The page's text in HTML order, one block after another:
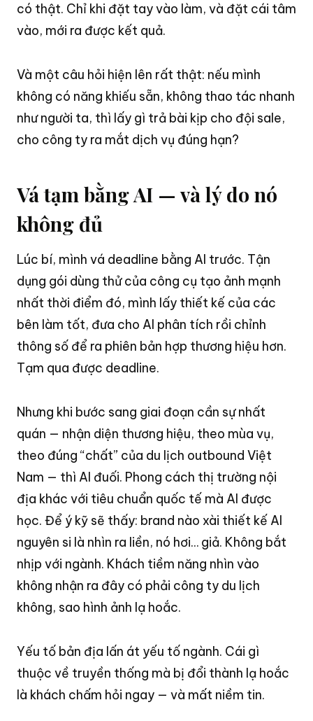
có thật. Chỉ khi đặt tay vào làm, và đặt cái tâm
vào, mới ra được kết quả.
Và một câu hỏi hiện lên rất thật: nếu mình
không có năng khiếu sẵn, không thao tác nhanh
như người ta, thì lấy gì trả bài kịp cho đội sale,
cho công ty ra mắt dịch vụ đúng hạn?
Vá tạm bằng AI — và lý do nó
không đủ
Lúc bí, mình vá deadline bằng AI trước. Tận
dụng gói dùng thử của công cụ tạo ảnh mạnh
nhất thời điểm đó, mình lấy thiết kế của các
bên làm tốt, đưa cho AI phân tích rồi chỉnh
thông số để ra phiên bản hợp thương hiệu hơn.
Tạm qua được deadline.
Nhưng khi bước sang giai đoạn cần sự nhất
quán — nhận diện thương hiệu, theo mùa vụ,
theo đúng “chất” của du lịch outbound Việt
Nam — thì AI đuối. Phong cách thị trường nội
địa khác với tiêu chuẩn quốc tế mà AI được
học. Để ý kỹ sẽ thấy: brand nào xài thiết kế AI
nguyên si là nhìn ra liền, nó hơi… giả. Không bắt
nhịp với ngành. Khách tiềm năng nhìn vào
không nhận ra đây có phải công ty du lịch
không, sao hình ảnh lạ hoắc.
Yếu tố bản địa lấn át yếu tố ngành. Cái gì
thuộc về truyền thống mà bị đổi thành lạ hoắc
là khách chấm hỏi ngay — và mất niềm tin.